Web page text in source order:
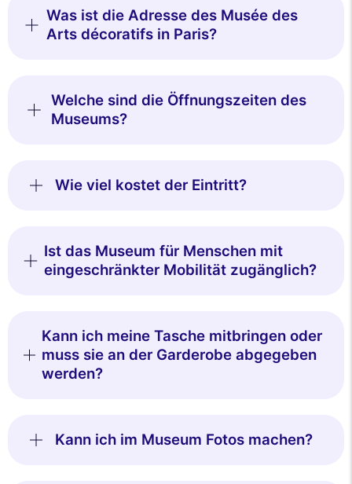
Was ist die Adresse des Musée des
Arts décoratifs in Paris?
Welche sind die Öffnungszeiten des
Museums?
Wie viel kostet der Eintritt?
Ist das Museum für Menschen mit
eingeschränkter Mobilität zugänglich?
Kann ich meine Tasche mitbringen oder
muss sie an der Garderobe abgegeben
werden?
Kann ich im Museum Fotos machen?